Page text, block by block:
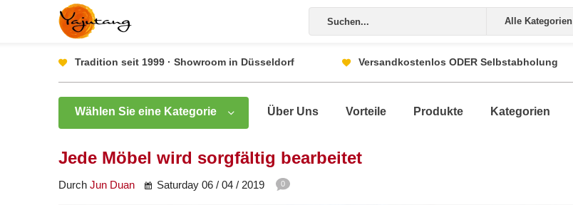
Alle Kategorien
Tradition seit 1999 · Showroom in Düsseldorf Versandkostenlos ODER Selbstabholung
Wählen Sie eine Kategorie Über Uns Vorteile Produkte Kategorien
Jede Möbel wird sorgfältig bearbeitet
Durch Jun Duan Saturday 06 / 04 / 2019 0